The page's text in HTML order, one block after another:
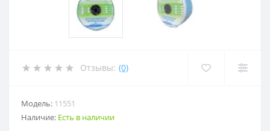
Отзывы: (0)
Модель: 11551
Наличие: Есть в наличии